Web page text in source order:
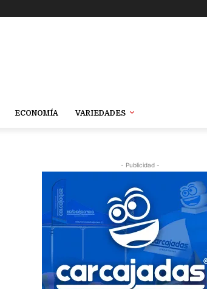
ECONOMÍA VARIEDADES
- Publicidad -